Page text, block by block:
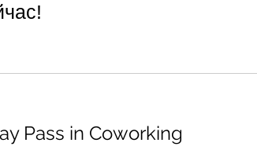
Pass in Coworking